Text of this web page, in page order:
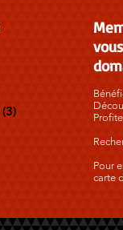
(3)
Pour
carte